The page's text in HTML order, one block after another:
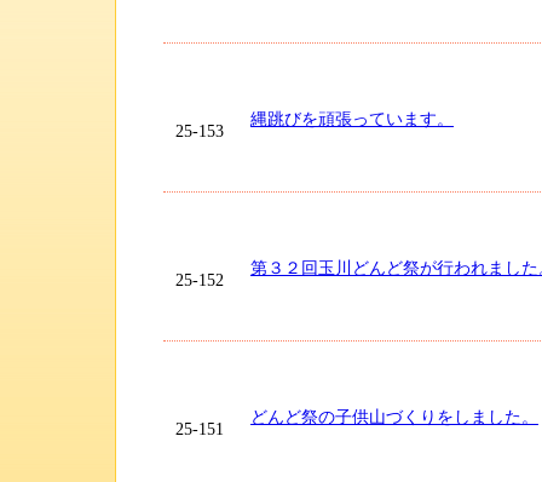
25-153
縄跳びを頑張っています。
25-152
第３２回玉川どんど祭が行われました
25-151
どんど祭の子供山づくりをしました。